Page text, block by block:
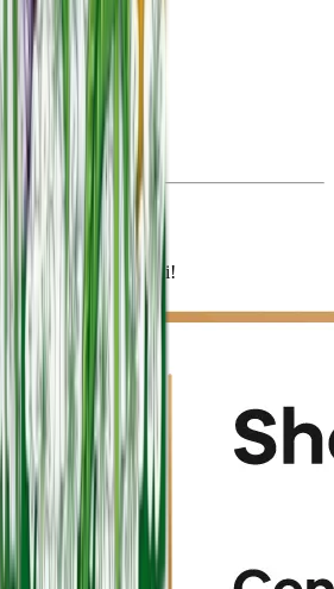
za nás
to nedokázali!